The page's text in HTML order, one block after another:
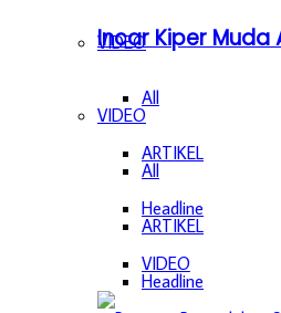
VIDEO
All
ARTIKEL
Headline
VIDEO
Incar Kiper Muda
VIDEO
All
ARTIKEL
Headline